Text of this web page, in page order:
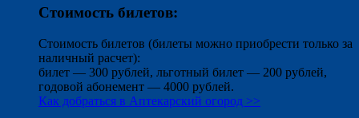
Стоимость билетов:
Стоимость билетов (билеты можно приобрести только за
наличный расчет):
билет — 300 рублей, льготный билет — 200 рублей,
годовой абонемент — 4000 рублей.
Как добраться в Аптекарский огород >>